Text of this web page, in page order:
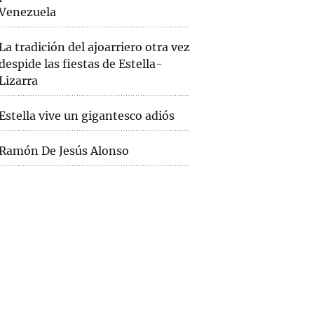
tradición del ajoarriero otra vez
las fiestas de Estella-
vive un gigantesco adiós
De Jesús Alonso